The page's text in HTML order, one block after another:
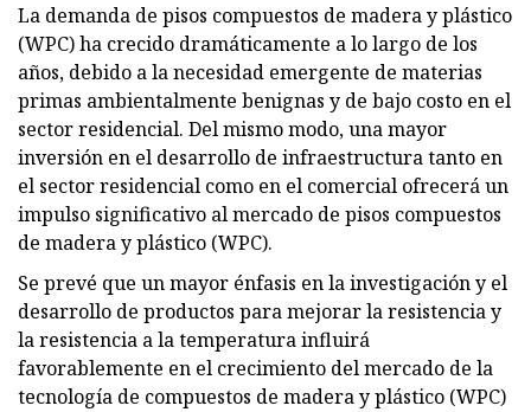
La demanda de pisos compuestos de madera y plástico
(WPC) ha crecido dramáticamente a lo largo de los
años, debido a la necesidad emergente de materias
primas ambientalmente benignas y de bajo costo en el
sector residencial. Del mismo modo, una mayor
inversión en el desarrollo de infraestructura tanto en
el sector residencial como en el comercial ofrecerá un
impulso significativo al mercado de pisos compuestos
de madera y plástico (WPC).
Se prevé que un mayor énfasis en la investigación y el
desarrollo de productos para mejorar la resistencia y
la resistencia a la temperatura influirá
favorablemente en el crecimiento del mercado de la
tecnología de compuestos de madera y plástico (WPC)